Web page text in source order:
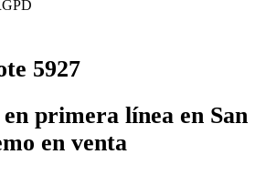
5927
primera línea en San
en venta